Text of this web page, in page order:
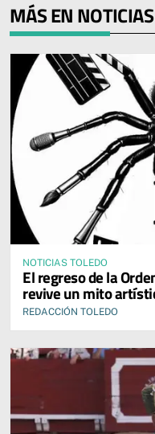
MÁS EN
NOTICIAS TOLEDO
El regreso de la
revive un mito
REDACCIÓN TOLEDO